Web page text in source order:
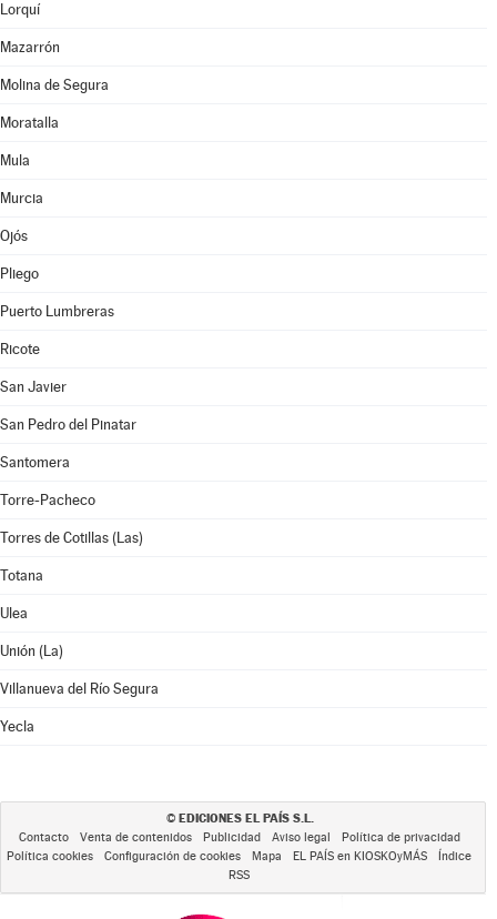
Lorquí
Mazarrón
Molina de Segura
Moratalla
Mula
Murcia
Ojós
Pliego
Puerto Lumbreras
Ricote
San Javier
San Pedro del Pinatar
Santomera
Torre-Pacheco
Torres de Cotillas (Las)
Totana
Ulea
Unión (La)
Villanueva del Río Segura
Yecla
© EDICIONES EL PAÍS S.L.
Contacto Venta de contenidos Publicidad Aviso legal
Política de privacidad
Política cookies
Configuración de cookies Mapa EL PAÍS en KIOSKOyMÁS
Índice
RSS